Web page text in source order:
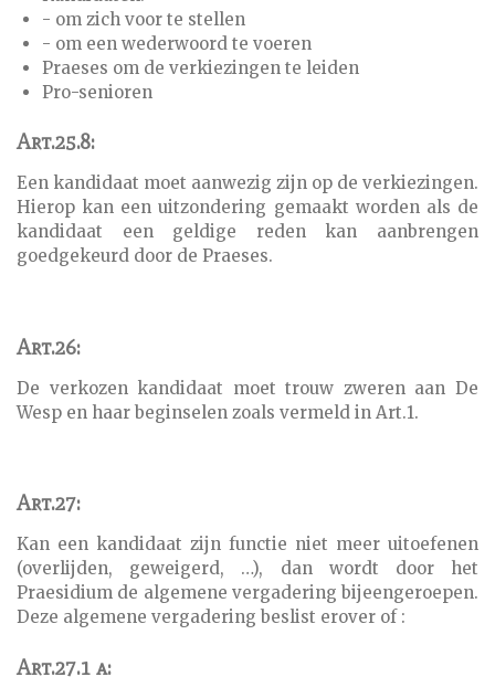
- om zich voor te stellen
- om een wederwoord te voeren
Praeses om de verkiezingen te leiden
Pro-senioren
Art.25.8:
Een kandidaat moet aanwezig zijn op de verkiezingen.
Hierop kan een uitzondering gemaakt worden als de
kandidaat een geldige reden kan aanbrengen
goedgekeurd door de Praeses.
Art.26:
De verkozen kandidaat moet trouw zweren aan De
Wesp en haar beginselen zoals vermeld in Art.1.
Art.27:
Kan een kandidaat zijn functie niet meer uitoefenen
(overlijden, geweigerd, …), dan wordt door het
Praesidium de algemene vergadering bijeengeroepen.
Deze algemene vergadering beslist erover of :
Art.27.1 a: